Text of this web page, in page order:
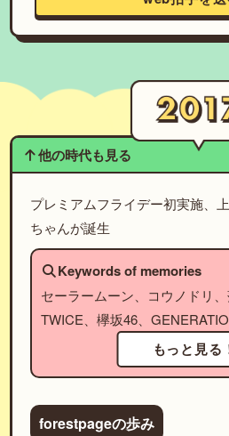
他の時代も見る
プレミアムフライデー初実施、
ちゃんが誕生
Keywords of memories
セーラームーン、コウノドリ、
TWICE、欅坂46、
もっと見る
forestpageの歩み